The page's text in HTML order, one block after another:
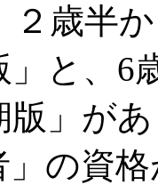
２歳半
」と、6
版」が
」の資